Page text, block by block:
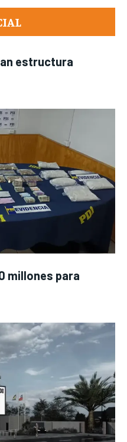
estructura
millones para